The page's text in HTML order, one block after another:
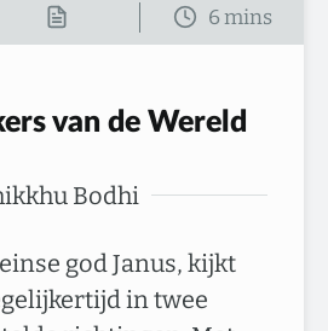
van de Wereld
Bodhi
god Janus, kijkt
in twee